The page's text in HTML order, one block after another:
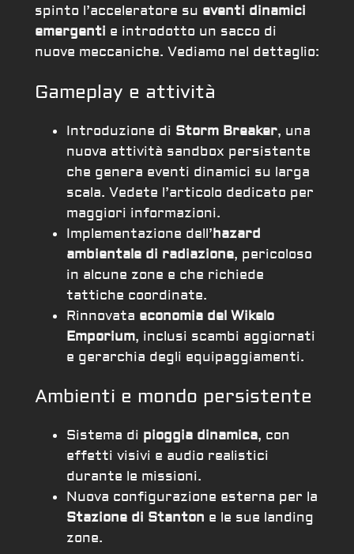
spinto l’acceleratore su eventi dinamici
emergenti e introdotto un sacco di
nuove meccaniche. Vediamo nel dettaglio:
Gameplay e attività
Introduzione di Storm Breaker, una
nuova attività sandbox persistente
che genera eventi dinamici su larga
scala. Vedete l’articolo dedicato per
maggiori informazioni.
Implementazione dell’hazard
ambientale di radiazione, pericoloso
in alcune zone e che richiede
tattiche coordinate.
Rinnovata economia del Wikelo
Emporium, inclusi scambi aggiornati
e gerarchia degli equipaggiamenti.
Ambienti e mondo persistente
Sistema di pioggia dinamica, con
effetti visivi e audio realistici
durante le missioni.
Nuova configurazione esterna per la
Stazione di Stanton e le sue landing
zone.